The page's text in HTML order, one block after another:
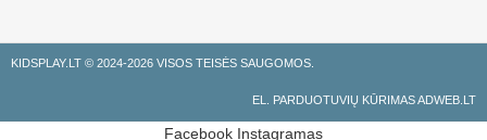
KIDSPLAY.LT © 2024-2026 VISOS TEISĖS SAUGOMOS.
EL. PARDUOTUVIŲ KŪRIMAS ADWEB.LT
Facebook Instagramas